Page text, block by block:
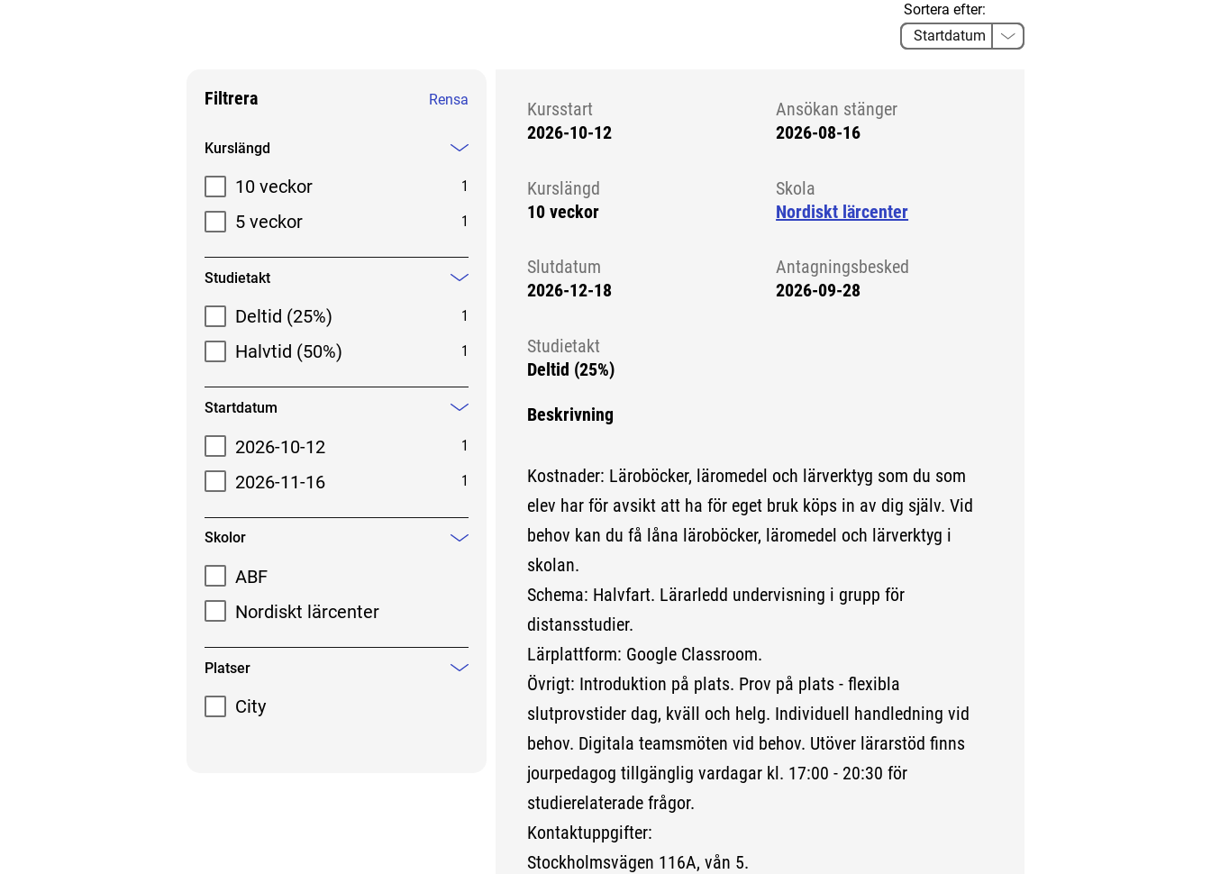
Sortera efter:
Filtrera Rensa
Filtrera sökresultat
Kurslängd
10 veckor
1
5 veckor 1
Studietakt
Mindre information
Deltid (25%)
1
Halvtid (50%) 1
Startdatum
Mindre information
2026-10-12
1
2026-11-16 1
Skolor
ABF
Nordiskt lärcenter
Platser
Mindre information
City
Kursstart
2026-10-12
Ansökan stänger
2026-08-16
Kurslängd
10 veckor
Skola
Nordiskt lärcenter
Slutdatum
2026-12-18
Antagningsbesked
2026-09-28
Studietakt
Deltid (25%)
Beskrivning
Kostnader: Läroböcker, läromedel och lärverktyg som du som
elev har för avsikt att ha för eget bruk köps in av dig själv. Vid
behov kan du få låna läroböcker, läromedel och lärverktyg i
skolan.
Schema: Halvfart. Lärarledd undervisning i grupp för
distansstudier.
Lärplattform: Google Classroom.
Övrigt: Introduktion på plats. Prov på plats - flexibla
slutprovstider dag, kväll och helg. Individuell handledning vid
behov. Digitala teamsmöten vid behov. Utöver lärarstöd finns
jourpedagog tillgänglig vardagar kl. 17:00 - 20:30 för
studierelaterade frågor.
Kontaktuppgifter:
Stockholmsvägen 116A, vån 5.